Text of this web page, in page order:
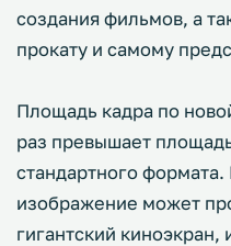
создания фильмов, а
прокату и самому
Площадь кадра по
раз превышает
стандартного
изображение может
гигантский